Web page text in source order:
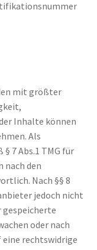
mit größter
Inhalte können
Als
7 Abs.1 TMG für
nach den
Nach §§ 8
jedoch nicht
oder nach
eine rechtswidrige